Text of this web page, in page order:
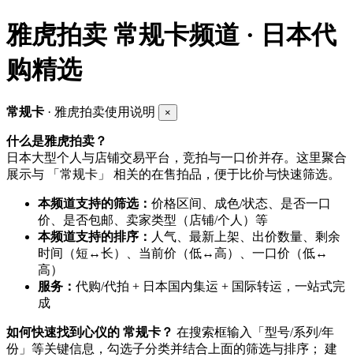
雅虎拍卖 常规卡频道 · 日本代
购精选
常规卡 · 雅虎拍卖使用说明 ×
什么是雅虎拍卖？
日本大型个人与店铺交易平台，竞拍与一口价并存。这里聚合
展示与 「常规卡」 相关的在售拍品，便于比价与快速筛选。
本频道支持的筛选： 价格区间、成色/状态、是否一口
价、是否包邮、卖家类型（店铺/个人）等
本频道支持的排序： 人气、最新上架、出价数量、剩余
时间（短↔长）、当前价（低↔高）、一口价（低↔
高）
服务： 代购/代拍 + 日本国内集运 + 国际转运，一站式完
成
如何快速找到心仪的 常规卡？ 在搜索框输入「型号/系列/年
份」等关键信息，勾选子分类并结合上面的筛选与排序； 建